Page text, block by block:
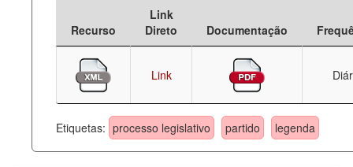
Deputados Estaduais
Administração
Legislação
Perguntas frequentes
Recurso
Link
Direto
Documentação
Link
Etiquetas: processo legislativo partido legenda